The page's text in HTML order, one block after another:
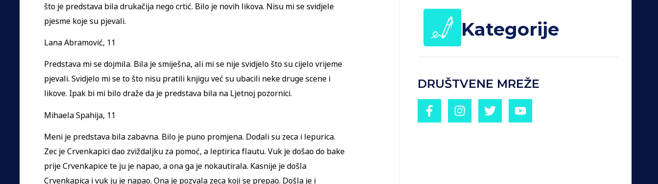
što je predstava bila drukačija nego crtić. Bilo je novih likova. Nisu mi se svidjele
pjesme koje su pjevali.
Lana Abramović, 11
Predstava mi se dojmila. Bila je smiješna, ali mi se nije svidjelo što su cijelo vrijeme
pjevali. Svidjelo mi se to što nisu pratili knjigu već su ubacili neke druge scene i
likove. Ipak bi mi bilo draže da je predstava bila na Ljetnoj pozornici.
Mihaela Spahija, 11
Meni je predstava bila zabavna. Bilo je puno promjena. Dodali su zeca i lepurica.
Zec je Crvenkapici dao zviždaljku za pomoć, a leptirica flautu. Vuk je došao do bake
prije Crvenkapice te ju je napao, a ona ga je nokautirala. Kasnije je došla
Crvenkapica i vuk ju je napao. Ona je pozvala zeca koji se prepao. Došla je i
Kategorije
DRUŠTVENE MREŽE